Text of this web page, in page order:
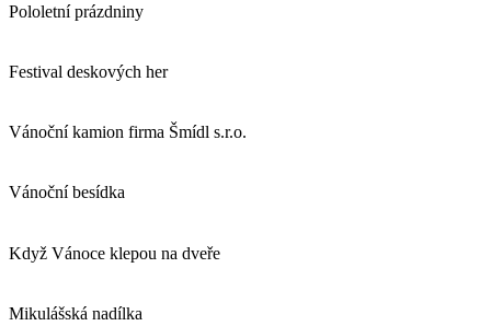
Pololetní prázdniny
Festival deskových her
Vánoční kamion firma Šmídl s.r.o.
Vánoční besídka
Když Vánoce klepou na dveře
Mikulášská nadílka